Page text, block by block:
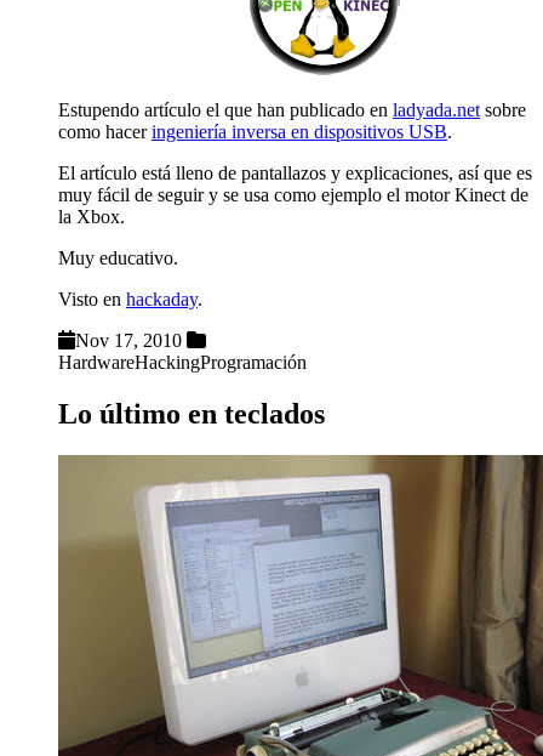
Estupendo artículo el que han publicado en ladyada.net sobre
como haceringeniería inversa en dispositivos USB.
El artículo está lleno de pantallazos y explicaciones, así que es
muy fácil de seguir y se usa como ejemplo el motor Kinect de
la Xbox.
Muy educativo.
Visto en hackaday.
Nov 17, 2010
HardwareHackingProgramación
Lo último en teclados